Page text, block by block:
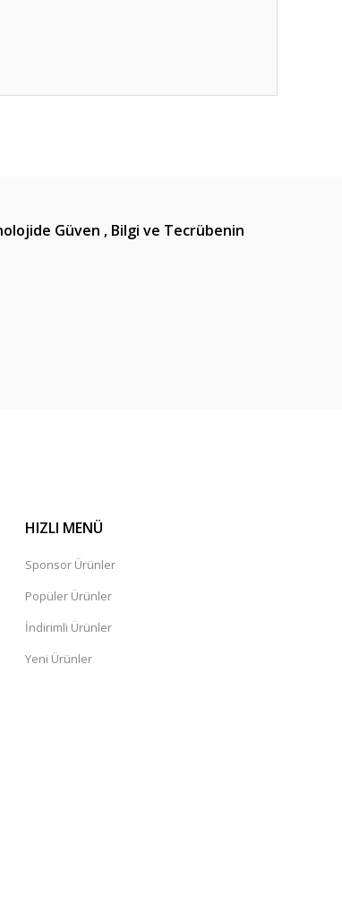
Güven , Bilgi ve Tecrübenin
HIZLI MENÜ
Sponsor Ürünler
Popüler Ürünler
İndirimli Ürünler
Yeni Ürünler